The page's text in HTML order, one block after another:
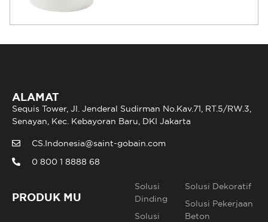
ALAMAT
Sequis Tower, Jl. Jenderal Sudirman No.Kav.71, RT.5/RW.3,
Senayan, Kec. Kebayoran Baru, DKI Jakarta
CS.Indonesia@saint-gobain.com
0 800 1 8888 68
PRODUK MU
Solusi
Dinding
Solusi
Solusi Dekoratif
Solusi Pekerjaan
Beton